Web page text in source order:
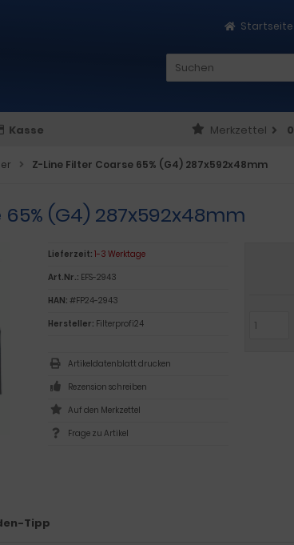
Startseite
Kasse Merkzettel 0
Z-Line Filter Coarse 65% (G4) 287x592x48mm
(G4) 287x592x48mm
Lieferzeit: 1-3 Werktage
Art.Nr.: EFS-2943
HAN: #FP24-2943
Hersteller: Filterprofi24
Artikeldatenblatt drucken
Rezension schreiben
Frage zu Artikel
Tipp